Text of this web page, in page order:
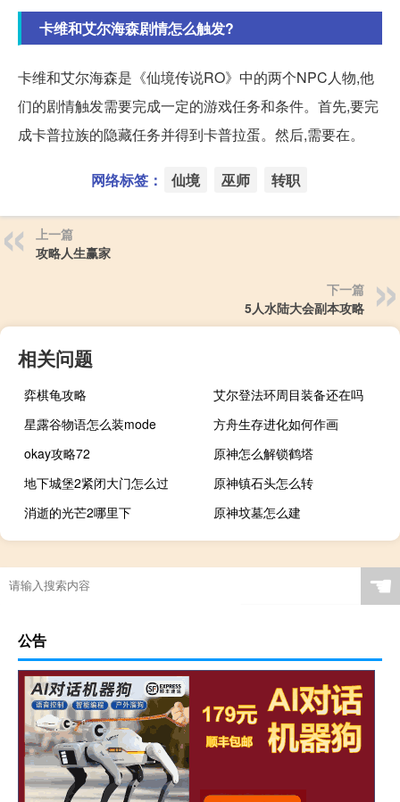
卡维和艾尔海森剧情怎么触发?
卡维和艾尔海森是《仙境传说RO》中的两个NPC人物,他
们的剧情触发需要完成一定的游戏任务和条件。首先,要完
成卡普拉族的隐藏任务并得到卡普拉蛋。然后,需要在。
网络标签： 仙境 巫师 转职
上一篇
攻略人生赢家
下一篇
5人水陆大会副本攻略
相关问题
弈棋龟攻略
艾尔登法环周目装备还在吗
星露谷物语怎么装mode
方舟生存进化如何作画
okay攻略72
原神怎么解锁鹤塔
地下城堡2紧闭大门怎么过
原神镇石头怎么转
消逝的光芒2哪里下
原神坟墓怎么建
☚
公告